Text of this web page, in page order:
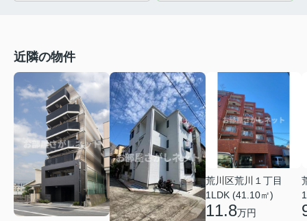
近隣の物件
荒川区荒川１丁目
1LDK (41.10㎡)
11.8万円